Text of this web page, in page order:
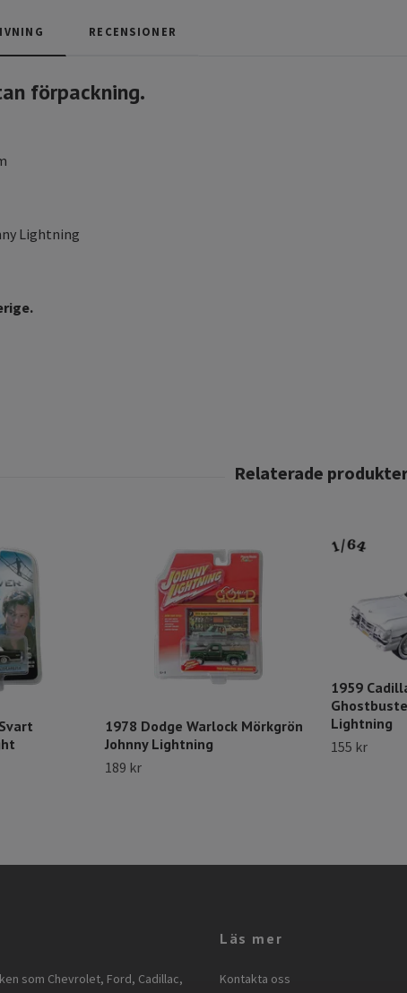
RECENSIONER
förpackning.
Lightning
1978 Dodge Warlock Mörkgrön
Johnny Lightning
189 kr
1959
Lightning
155 kr
som Chevrolet, Ford, Cadillac,
Läs mer
Kontakta oss